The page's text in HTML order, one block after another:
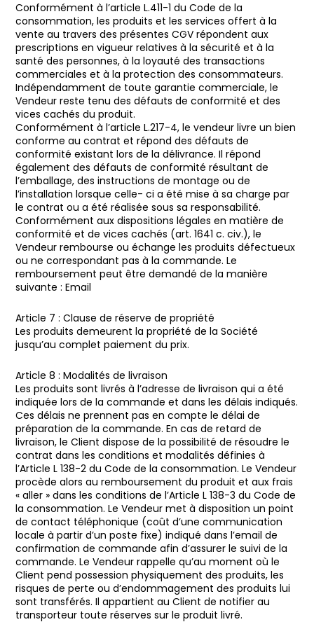
Conformément à l’article L.411-1 du Code de la
consommation, les produits et les services offert à la
vente au travers des présentes CGV répondent aux
prescriptions en vigueur relatives à la sécurité et à la
santé des personnes, à la loyauté des transactions
commerciales et à la protection des consommateurs.
Indépendamment de toute garantie commerciale, le
Vendeur reste tenu des défauts de conformité et des
vices cachés du produit.
Conformément à l’article L.217-4, le vendeur livre un bien
conforme au contrat et répond des défauts de
conformité existant lors de la délivrance. Il répond
également des défauts de conformité résultant de
l’emballage, des instructions de montage ou de
l’installation lorsque celle- ci a été mise à sa charge par
le contrat ou a été réalisée sous sa responsabilité.
Conformément aux dispositions légales en matière de
conformité et de vices cachés (art. 1641 c. civ.), le
Vendeur rembourse ou échange les produits défectueux
ou ne correspondant pas à la commande. Le
remboursement peut être demandé de la manière
suivante : Email
Article 7 : Clause de réserve de propriété
Les produits demeurent la propriété de la Société
jusqu’au complet paiement du prix.
Article 8 : Modalités de livraison
Les produits sont livrés à l’adresse de livraison qui a été
indiquée lors de la commande et dans les délais indiqués.
Ces délais ne prennent pas en compte le délai de
préparation de la commande. En cas de retard de
livraison, le Client dispose de la possibilité de résoudre le
contrat dans les conditions et modalités définies à
l’Article L 138-2 du Code de la consommation. Le Vendeur
procède alors au remboursement du produit et aux frais
« aller » dans les conditions de l’Article L 138-3 du Code de
la consommation. Le Vendeur met à disposition un point
de contact téléphonique (coût d’une communication
locale à partir d’un poste fixe) indiqué dans l’email de
confirmation de commande afin d’assurer le suivi de la
commande. Le Vendeur rappelle qu’au moment où le
Client pend possession physiquement des produits, les
risques de perte ou d’endommagement des produits lui
sont transférés. Il appartient au Client de notifier au
transporteur toute réserves sur le produit livré.